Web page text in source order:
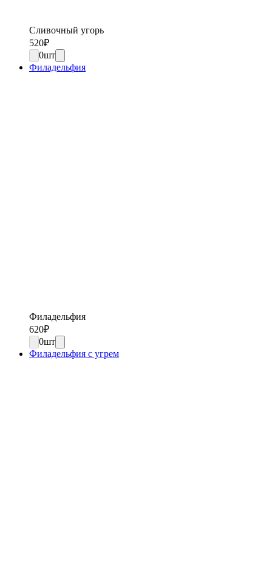
Сливочный угорь
520₽
0шт
Филадельфия
Филадельфия
620₽
0шт
Филадельфия с угрем